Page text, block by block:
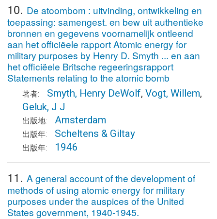
10. De atoombom : uitvinding, ontwikkeling en
toepassing: samengest. en bew uit authentieke
bronnen en gegevens voornamelijk ontleend
aan het officiëele rapport Atomic energy for
military purposes by Henry D. Smyth ... en aan
het officiëele Britsche regeeringsrapport
Statements relating to the atomic bomb
著者: Smyth, Henry DeWolf,Vogt, Willem,
Geluk, J J
出版地: Amsterdam
出版年: Scheltens & Giltay
出版年: 1946
11. A general account of the development of
methods of using atomic energy for military
purposes under the auspices of the United
States government, 1940-1945.